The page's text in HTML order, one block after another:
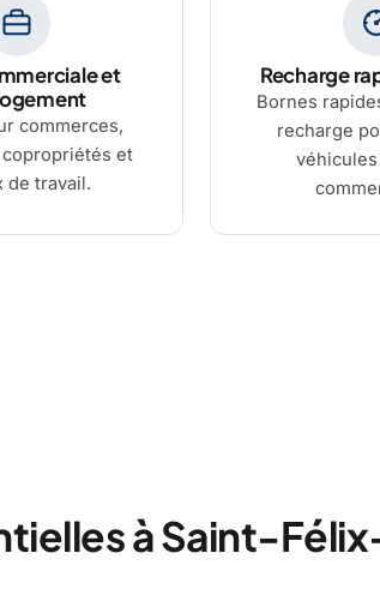
et
commerces,
et
de travail.
Recharge
Bornes
recharge
à Saint-